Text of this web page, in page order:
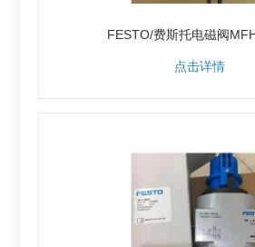
FESTO/费斯托电磁阀
点击详情